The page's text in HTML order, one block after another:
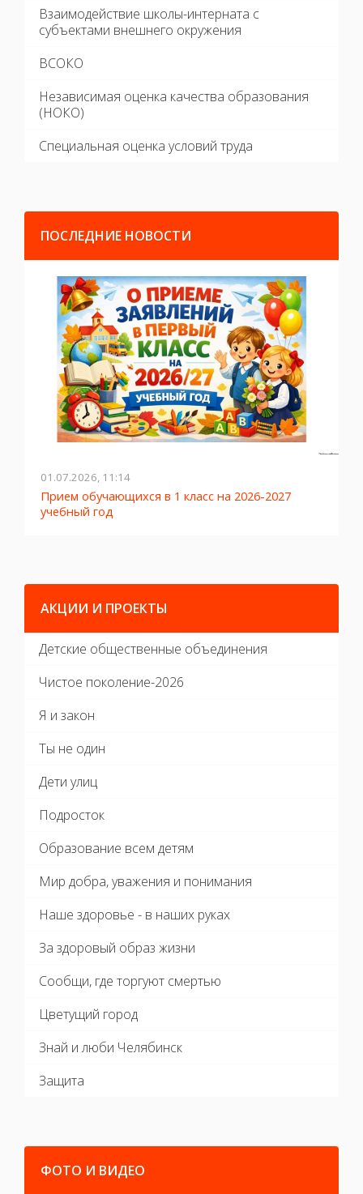
Взаимодействие школы-интерната с
субъектами внешнего окружения
ВСОКО
Независимая оценка качества образования
(НОКО)
Специальная оценка условий труда
ПОСЛЕДНИЕ НОВОСТИ
01.07.2026, 11:14
Прием обучающихся в 1 класс на 2026-2027
учебный год
АКЦИИ И ПРОЕКТЫ
Детские общественные объединения
Чистое поколение-2026
Я и закон
Ты не один
Дети улиц
Подросток
Образование всем детям
Мир добра, уважения и понимания
Наше здоровье - в наших руках
За здоровый образ жизни
Сообщи, где торгуют смертью
Цветущий город
Знай и люби Челябинск
Защита
ФОТО И ВИДЕО